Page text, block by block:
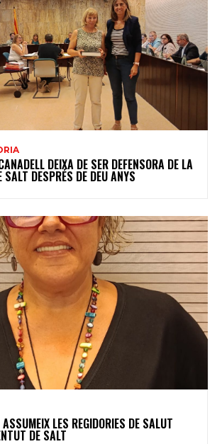
DEIXA DE SER DEFENSORA DE LA
DESPRÉS DE DEU ANYS
LES REGIDORIES DE SALUT
DE SALT